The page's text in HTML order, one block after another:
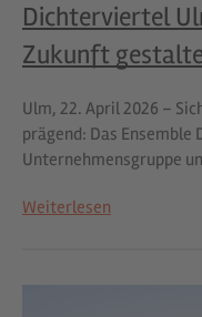
Dichterviertel
Zukunft
Ulm, 22. April 2026 –
prägend: Das Ensemble
Unternehmensgruppe
Weiterlesen